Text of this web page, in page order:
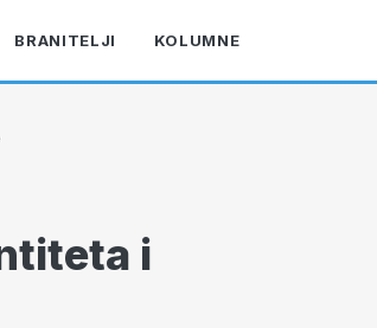
BRANITELJI KOLUMNE
i